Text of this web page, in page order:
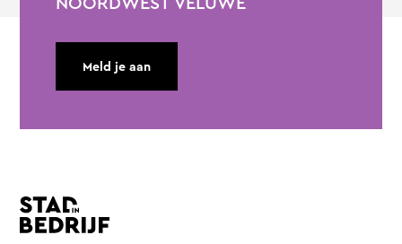
Meld je aan